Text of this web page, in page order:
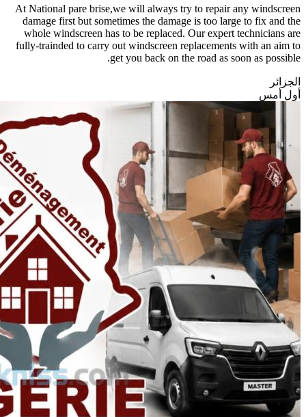
At National pare brise,we will always try to repair any windscreen
damage first but sometimes the damage is too large to fix and the
whole windscreen has to be replaced. Our expert technicians are
fully-trainded to carry out windscreen replacements with an aim to
get you back on the road as soon as possible.
الجزائر
أول أمس